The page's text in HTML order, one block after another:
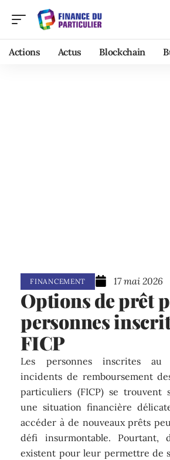
Actions Actus Blockchain
FINANCEMENT 17 mai 2026
Options de prêt
personnes
FICP
Les personnes inscrites
incidents de remboursement
particuliers (FICP) se trouvent
une situation financière
accéder à de nouveaux prêts
défi insurmontable. Pourtant,
existent pour leur permettre de